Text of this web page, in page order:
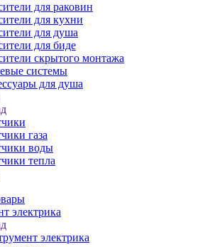
для раковин
для кухни
для душа
для биде
скрытого монтажа
системы
для душа
газа
воды
тепла
электрика
электрика